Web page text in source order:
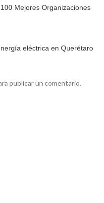
Mejores Organizaciones
eléctrica en Querétaro
publicar un comentario.